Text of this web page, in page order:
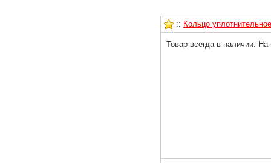
:: Кольцо
Товар всегда в наличии.